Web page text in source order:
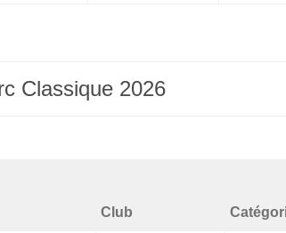
Classique 2026
Club